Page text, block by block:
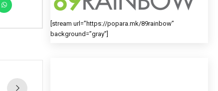
[stream url=”https://popara.mk/89rainbow”
background=”gray”]